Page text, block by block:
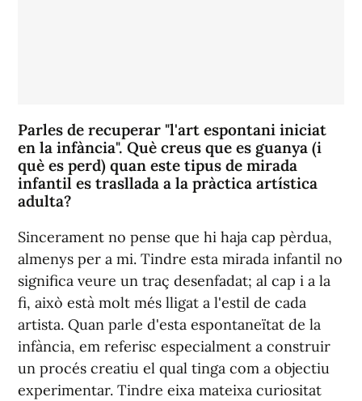
Parles de recuperar "l'art espontani iniciat
en la infància". Què creus que es guanya (i
què es perd) quan este tipus de mirada
infantil es trasllada a la pràctica artística
adulta?
Sincerament no pense que hi haja cap pèrdua,
almenys per a mi. Tindre esta mirada infantil no
significa veure un traç desenfadat; al cap i a la
fi, això està molt més lligat a l'estil de cada
artista. Quan parle d'esta espontaneïtat de la
infància, em referisc especialment a construir
un procés creatiu el qual tinga com a objectiu
experimentar. Tindre eixa mateixa curiositat